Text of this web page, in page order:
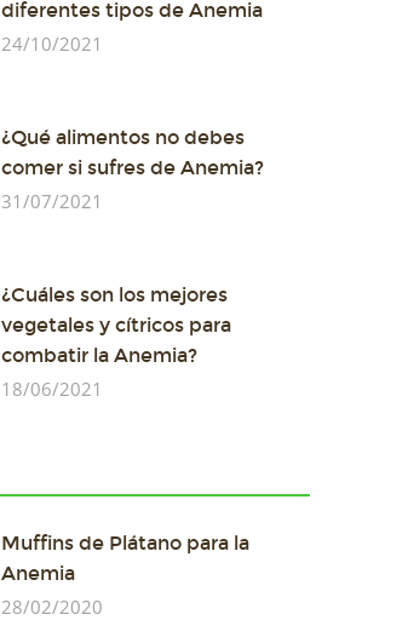
diferentes tipos de Anemia
24/10/2021
¿Qué alimentos no debes
comer si sufres de Anemia?
31/07/2021
¿Cuáles son los mejores
vegetales y cítricos para
combatir la Anemia?
18/06/2021
Muffins de Plátano para la
Anemia
28/02/2020